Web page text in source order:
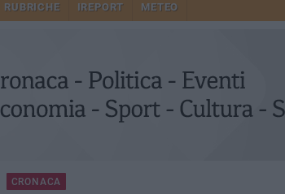
RUBRICHE IREPORT METEO
CRONACA